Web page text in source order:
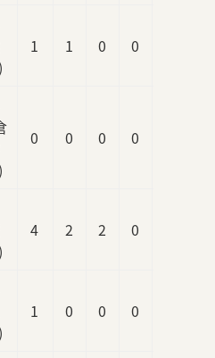
1 1 0 0
0 0 0 0
4 2 2 0
1 0 0 0